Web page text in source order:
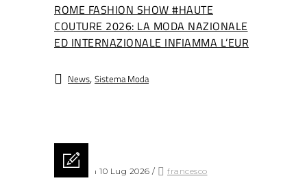
ROME FASHION SHOW #HAUTE
COUTURE 2026: LA MODA NAZIONALE
ED INTERNAZIONALE INFIAMMA L’EUR
News, Sistema Moda
Posted on 10 Lug 2026 / francesco